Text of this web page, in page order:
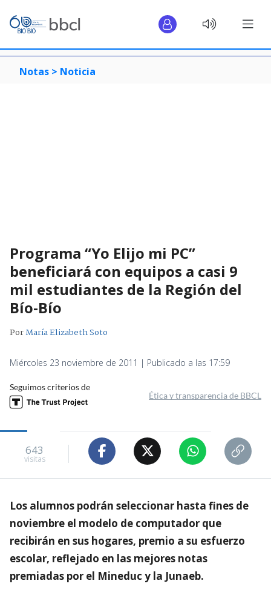
Notas > Noticia
Programa “Yo Elijo mi PC”
beneficiará con equipos a casi 9
mil estudiantes de la Región del
Bío-Bío
PorMaría Elizabeth Soto
Miércoles 23 noviembre de 2011 | Publicado a las 17:59
Seguimos criterios de
Ética y transparencia de BBCL
643
visitas
Los alumnos podrán seleccionar hasta fines de
noviembre el modelo de computador que
recibirán en sus hogares, premio a su esfuerzo
escolar, reflejado en las mejores notas
premiadas por el Mineduc y la Junaeb.